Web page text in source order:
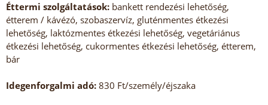
Éttermi szolgáltatások: bankett rendezési lehetőség,
étterem / kávézó, szobaszervíz, gluténmentes étkezési
lehetőség, laktózmentes étkezési lehetőség, vegetáriánus
étkezési lehetőség, cukormentes étkezési lehetőség, étterem,
bár
Idegenforgalmi adó: 830 Ft/személy/éjszaka